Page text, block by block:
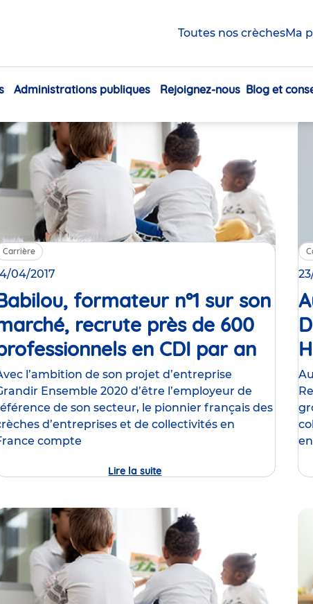
Toutes nos crèchesMa
Navigation
Administrations publiques Rejoignez-nous Blog et
mais aussi l’évolution des collaborateurs chez
toutes les clés pour votre avenir professionnel en
Carrière
04/2017
formateur n°1 sur son
recrute près de 600
en CDI par an
l’ambition de son projet d’entreprise
Ensemble 2020 d’être l’employeur de
de son secteur, le pionnier français des
d’entreprises et de collectivités en
compte
Lire la suite
formateur
marché,
recrute
près
de
600
professionnels
en
CDI